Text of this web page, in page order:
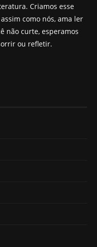
Criamos esse
como nós, ama ler
não curte, esperamos
ou refletir.